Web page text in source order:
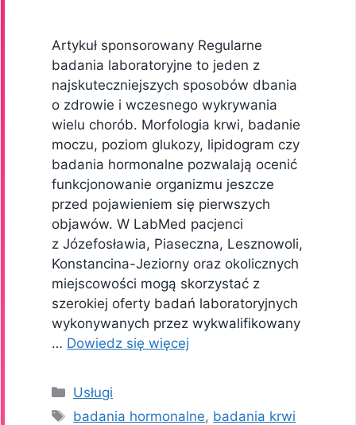
Artykuł sponsorowany Regularne
badania laboratoryjne to jeden z
najskuteczniejszych sposobów dbania
o zdrowie i wczesnego wykrywania
wielu chorób. Morfologia krwi, badanie
moczu, poziom glukozy, lipidogram czy
badania hormonalne pozwalają ocenić
funkcjonowanie organizmu jeszcze
przed pojawieniem się pierwszych
objawów. W LabMed pacjenci
z Józefosławia, Piaseczna, Lesznowoli,
Konstancina-Jeziorny oraz okolicznych
miejscowości mogą skorzystać z
szerokiej oferty badań laboratoryjnych
wykonywanych przez wykwalifikowany
… Dowiedz się więcej
Kategorie
Usługi
Tagi
badania hormonalne, badania krwi